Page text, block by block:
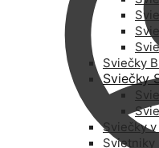
Sviečky
Sviečky
Sviečky
Svietniky